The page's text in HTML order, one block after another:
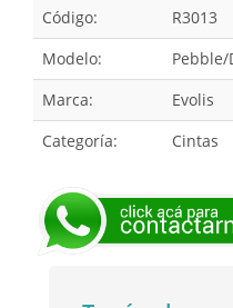
Código:
R3013
Modelo:
Marca:
Evolis
Categoría:
Cintas